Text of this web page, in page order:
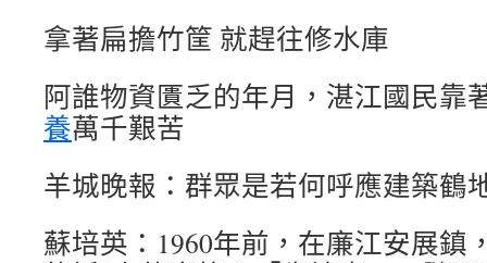
拿著扁擔竹筐 就趕往修水庫
阿誰物資匱乏的年月，湛江國民靠
養萬千艱苦
羊城晚報：群眾是若何呼應建築鶴
蘇培英：1960年前，在廉江安展鎮